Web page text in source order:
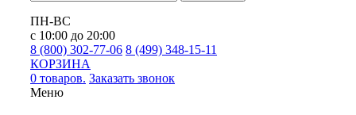
ПН-ВС
с 10:00 до 20:00
8 (800) 302-77-06 8 (499) 348-15-11
КОРЗИНА
0 товаров. Заказать звонок
Меню